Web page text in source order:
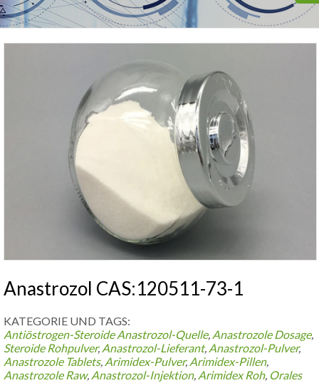
Anastrozol CAS:120511-73-1
KATEGORIE UND TAGS:
Antiöstrogen-Steroide Anastrozol-Quelle, Anastrozole Dosage,
Steroide Rohpulver, Anastrozol-Lieferant, Anastrozol-Pulver,
Anastrozole Tablets, Arimidex-Pulver, Arimidex-Pillen,
Anastrozole Raw, Anastrozol-Injektion, Arimidex Roh, Orales